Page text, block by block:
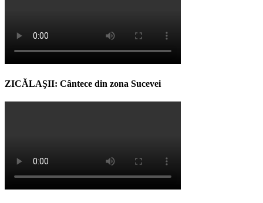
ZICĂLAŞII: Cântece din zona Sucevei